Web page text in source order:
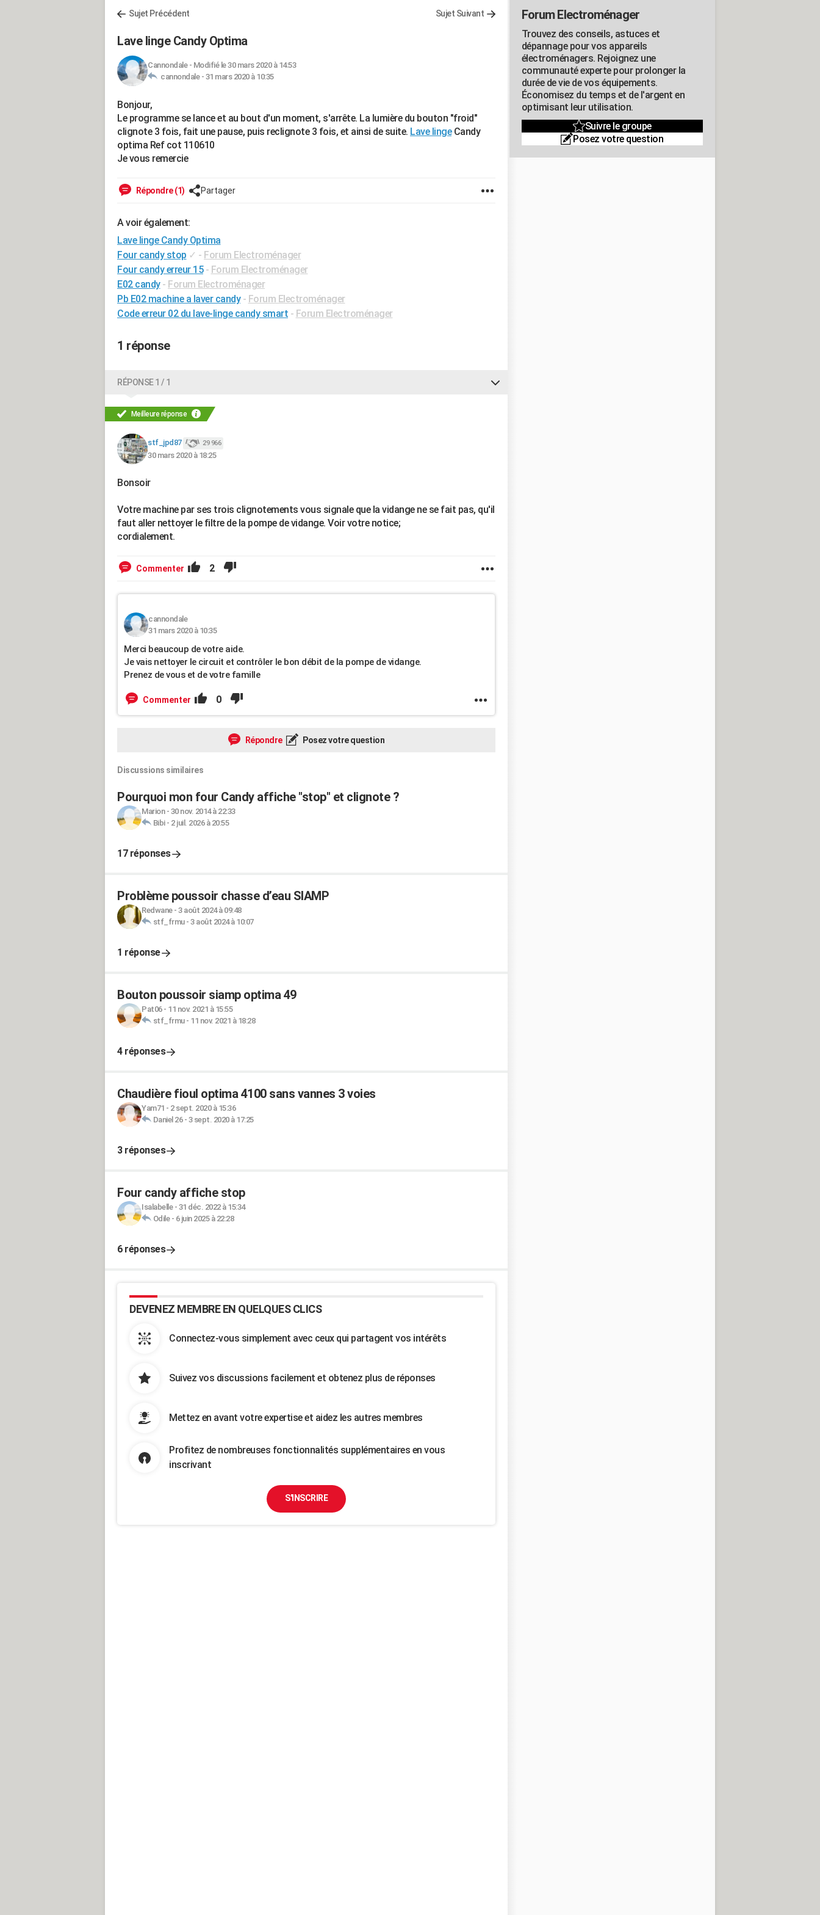
Sujet Précédent Sujet Suivant
Lave linge Candy Optima
Cannondale- Modifié le 30 mars 2020 à 14:53
cannondale - 31 mars 2020 à 10:35
Bonjour,
Le programme se lance et au bout d'un moment, s'arrête. La lumière du bouton "froid"
clignote 3 fois, fait une pause, puis reclignote 3 fois, et ainsi de suite. Lave lingeCandy
optima Ref cot 110610
Je vous remercie
Répondre (1) Partager
A voir également:
Lave linge Candy Optima
Four candy stop ✓ - Forum Electroménager
Four candy erreur 15 - Forum Electroménager
E02 candy - Forum Electroménager
Pb E02 machine a laver candy - Forum Electroménager
Code erreur 02 du lave-linge candy smart - Forum Electroménager
1 réponse
RÉPONSE 1 / 1
Meilleure réponse
stf_jpd87 29 966
30 mars 2020 à 18:25
Bonsoir
Votre machine par ses trois clignotements vous signale que la vidange ne se fait pas, qu'il
faut aller nettoyer le filtre de la pompe de vidange. Voir votre notice;
cordialement.
Commenter 2
cannondale
31 mars 2020 à 10:35
Merci beaucoup de votre aide.
Je vais nettoyer le circuit et contrôler le bon débit de la pompe de vidange.
Prenez de vous et de votre famille
Commenter 0
Répondre Posez votre question
Discussions similaires
Pourquoi mon four Candy affiche "stop" et clignote ?
Marion- 30 nov. 2014 à 22:33
Bibi- 2 juil. 2026 à 20:55
17 réponses
Problème poussoir chasse d’eau SIAMP
Redwane- 3 août 2024 à 09:48
stf_frmu- 3 août 2024 à 10:07
1 réponse
Bouton poussoir siamp optima 49
Pat06- 11 nov. 2021 à 15:55
stf_frmu- 11 nov. 2021 à 18:28
4 réponses
Chaudière fioul optima 4100 sans vannes 3 voies
Yam71 - 2 sept. 2020 à 15:36
Daniel 26- 3 sept. 2020 à 17:25
3 réponses
Four candy affiche stop
Isalabelle- 31 déc. 2022 à 15:34
Odile- 6 juin 2025 à 22:28
6 réponses
DEVENEZ MEMBRE EN QUELQUES CLICS
Connectez-vous simplement avec ceux qui partagent vos intérêts
Suivez vos discussions facilement et obtenez plus de réponses
Mettez en avant votre expertise et aidez les autres membres
Profitez de nombreuses fonctionnalités supplémentaires en vous
inscrivant
S'INSCRIRE
Forum Electroménager
Trouvez des conseils, astuces et
dépannage pour vos appareils
électroménagers. Rejoignez une
communauté experte pour prolonger la
durée de vie de vos équipements.
Économisez du temps et de l'argent en
optimisant leur utilisation.
Suivre le groupe
Posez votre question